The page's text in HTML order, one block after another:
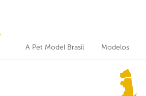
A Pet Model Brasil Modelos